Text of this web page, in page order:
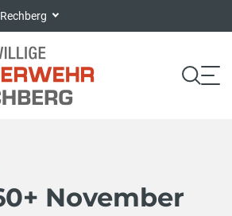
November